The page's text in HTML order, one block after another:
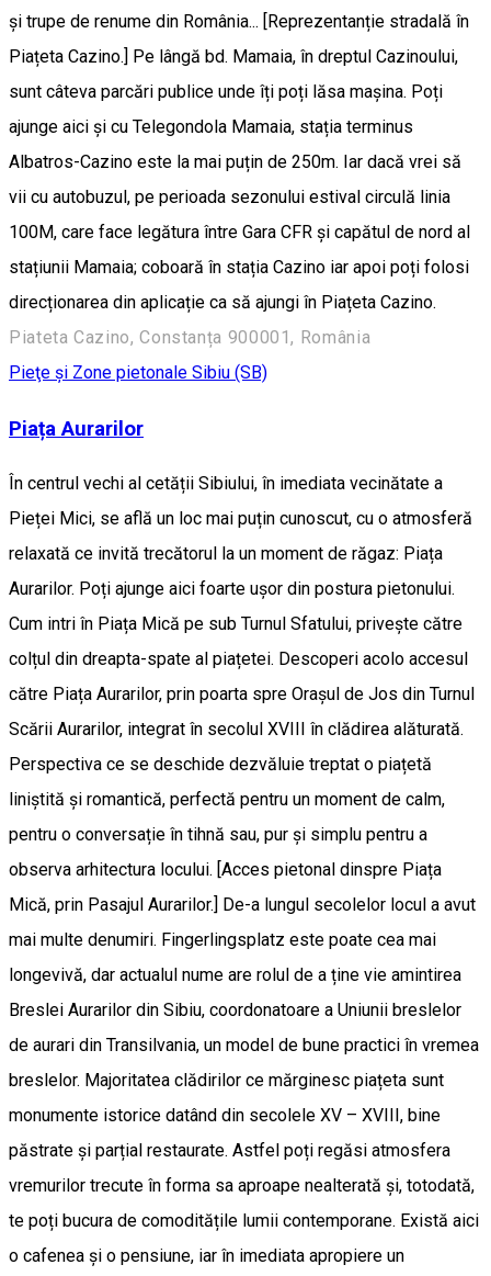
și trupe de renume din România... [Reprezentanție stradală în
Piațeta Cazino.] Pe lângă bd. Mamaia, în dreptul Cazinoului,
sunt câteva parcări publice unde îți poți lăsa mașina. Poți
ajunge aici și cu Telegondola Mamaia, stația terminus
Albatros-Cazino este la mai puțin de 250m. Iar dacă vrei să
vii cu autobuzul, pe perioada sezonului estival circulă linia
100M, care face legătura între Gara CFR și capătul de nord al
stațiunii Mamaia; coboară în stația Cazino iar apoi poți folosi
direcționarea din aplicație ca să ajungi în Piațeta Cazino.
Piateta Cazino, Constanța 900001, România
Pieţe şi Zone pietonale Sibiu (SB)
Piața Aurarilor
În centrul vechi al cetății Sibiului, în imediata vecinătate a
Pieței Mici, se află un loc mai puțin cunoscut, cu o atmosferă
relaxată ce invită trecătorul la un moment de răgaz: Piața
Aurarilor. Poți ajunge aici foarte ușor din postura pietonului.
Cum intri în Piața Mică pe sub Turnul Sfatului, privește către
colțul din dreapta-spate al piațetei. Descoperi acolo accesul
către Piața Aurarilor, prin poarta spre Orașul de Jos din Turnul
Scării Aurarilor, integrat în secolul XVIII în clădirea alăturată.
Perspectiva ce se deschide dezvăluie treptat o piațetă
liniștită și romantică, perfectă pentru un moment de calm,
pentru o conversație în tihnă sau, pur și simplu pentru a
observa arhitectura locului. [Acces pietonal dinspre Piața
Mică, prin Pasajul Aurarilor.] De-a lungul secolelor locul a avut
mai multe denumiri. Fingerlingsplatz este poate cea mai
longevivă, dar actualul nume are rolul de a ține vie amintirea
Breslei Aurarilor din Sibiu, coordonatoare a Uniunii breslelor
de aurari din Transilvania, un model de bune practici în vremea
breslelor. Majoritatea clădirilor ce mărginesc piațeta sunt
monumente istorice datând din secolele XV – XVIII, bine
păstrate și parțial restaurate. Astfel poți regăsi atmosfera
vremurilor trecute în forma sa aproape nealterată și, totodată,
te poți bucura de comoditățile lumii contemporane. Există aici
o cafenea și o pensiune, iar în imediata apropiere un